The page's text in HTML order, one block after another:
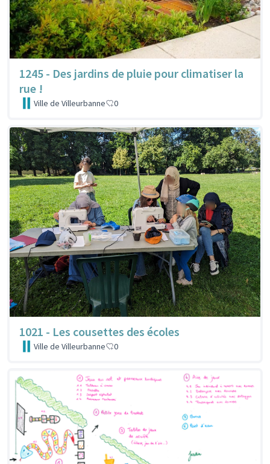
1245 - Des jardins de pluie pour climatiser la
rue !
Ville de Villeurbanne 0
1021 - Les cousettes des écoles
Ville de Villeurbanne 0